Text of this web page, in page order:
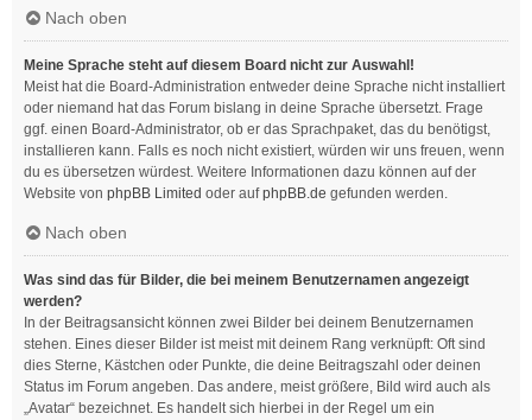
Nach oben
Meine Sprache steht auf diesem Board nicht zur Auswahl!
Meist hat die Board-Administration entweder deine Sprache nicht installiert
oder niemand hat das Forum bislang in deine Sprache übersetzt. Frage
ggf. einen Board-Administrator, ob er das Sprachpaket, das du benötigst,
installieren kann. Falls es noch nicht existiert, würden wir uns freuen, wenn
du es übersetzen würdest. Weitere Informationen dazu können auf der
Website von phpBB Limited oder aufphpBB.de gefunden werden.
Nach oben
Was sind das für Bilder, die bei meinem Benutzernamen angezeigt
werden?
In der Beitragsansicht können zwei Bilder bei deinem Benutzernamen
stehen. Eines dieser Bilder ist meist mit deinem Rang verknüpft: Oft sind
dies Sterne, Kästchen oder Punkte, die deine Beitragszahl oder deinen
Status im Forum angeben. Das andere, meist größere, Bild wird auch als
„Avatar“ bezeichnet. Es handelt sich hierbei in der Regel um ein